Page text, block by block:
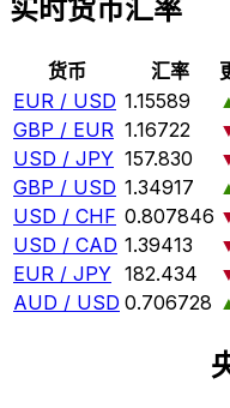
实时货币汇率
货币 汇率
EUR / USD 1.15589
GBP / EUR 1.16722
USD / JPY 157.830
GBP / USD 1.34917
USD / CHF 0.807846
USD / CAD 1.39413
EUR / JPY 182.434
AUD / USD 0.706728